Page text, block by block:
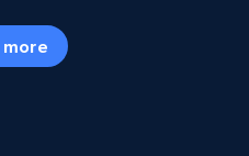
Commencer
more